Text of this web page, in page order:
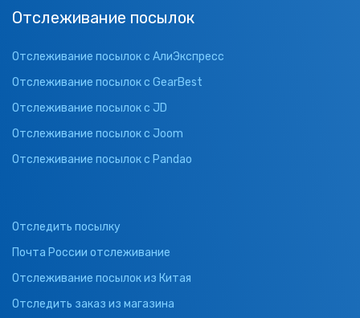
Отслеживание посылок
Отслеживание посылок с АлиЭкспресс
Отслеживание посылок с GearBest
Отслеживание посылок с JD
Отслеживание посылок с Joom
Отслеживание посылок с Pandao
Отследить посылку
Почта России отслеживание
Отслеживание посылок из Китая
Отследить заказ из магазина